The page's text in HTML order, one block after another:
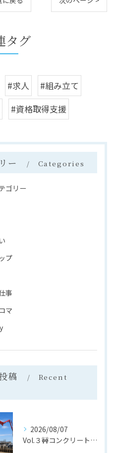
タグ
#求人
#組み立て
#資格取得支援
ー Categories
ゴリー
プ
事
マ
稿
Recent
2026/08/07
Vol.３🚧コンクリートポンプ車